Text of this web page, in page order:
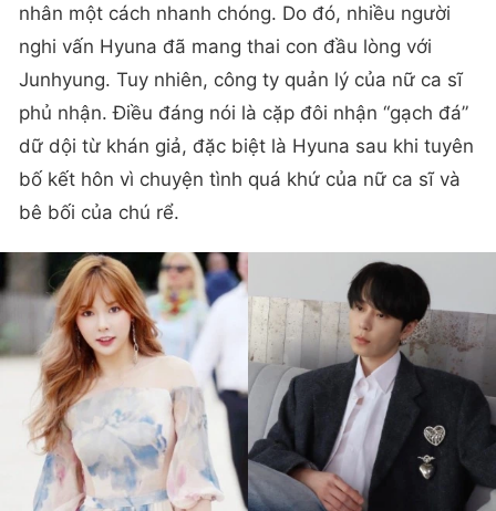
nhân một cách nhanh chóng. Do đó, nhiều người
nghi vấn Hyuna đã mang thai con đầu lòng với
Junhyung. Tuy nhiên, công ty quản lý của nữ ca sĩ
phủ nhận. Điều đáng nói là cặp đôi nhận “gạch đá”
dữ dội từ khán giả, đặc biệt là Hyuna sau khi tuyên
bố kết hôn vì chuyện tình quá khứ của nữ ca sĩ và
bê bối của chú rể.